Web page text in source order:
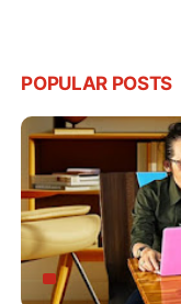
POPULAR POSTS